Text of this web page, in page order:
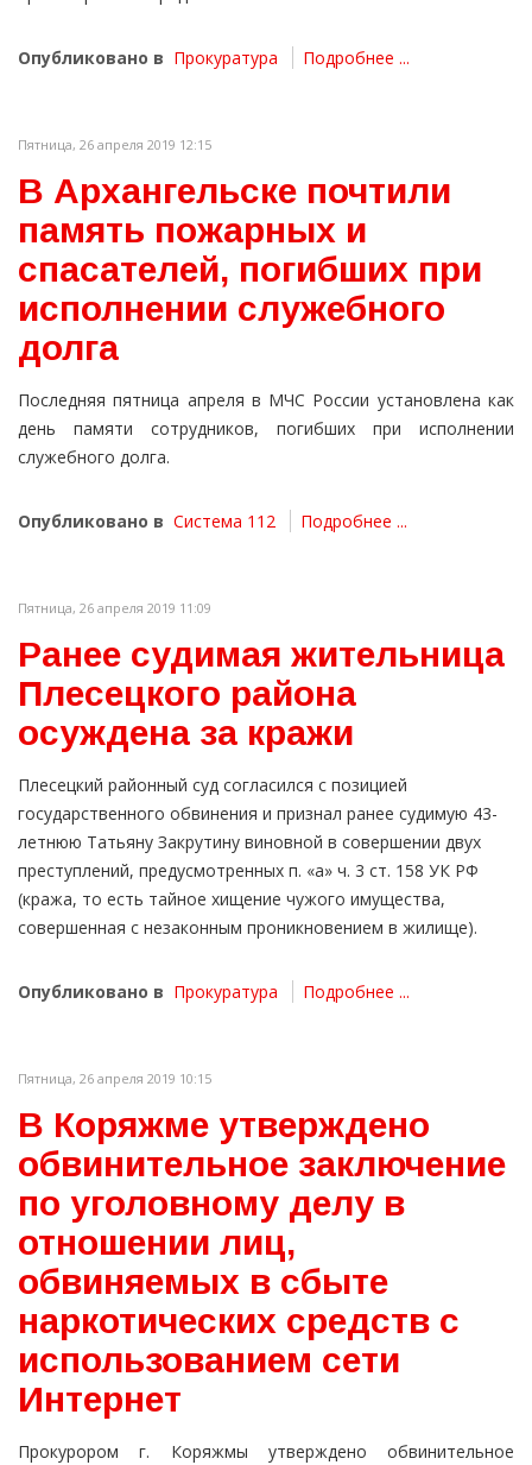
Опубликовано в Прокуратура Подробнее ...
Пятница, 26 апреля 2019 12:15
В Архангельске почтили
память пожарных и
спасателей, погибших при
исполнении служебного
долга
Последняя пятница апреля в МЧС России установлена как
день памяти сотрудников, погибших при исполнении
служебного долга.
Опубликовано в Система 112 Подробнее ...
Пятница, 26 апреля 2019 11:09
Ранее судимая жительница
Плесецкого района
осуждена за кражи
Плесецкий районный суд согласился с позицией
государственного обвинения и признал ранее судимую 43-
летнюю Татьяну Закрутину виновной в совершении двух
преступлений, предусмотренных п. «а» ч. 3 ст. 158 УК РФ
(кража, то есть тайное хищение чужого имущества,
совершенная с незаконным проникновением в жилище).
Опубликовано в Прокуратура Подробнее ...
Пятница, 26 апреля 2019 10:15
В Коряжме утверждено
обвинительное заключение
по уголовному делу в
отношении лиц,
обвиняемых в сбыте
наркотических средств с
использованием сети
Интернет
Прокурором г. Коряжмы утверждено обвинительное